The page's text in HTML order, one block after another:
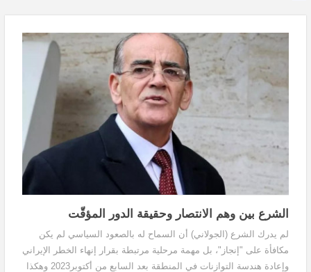
الشرع بين وهم الانتصار وحقيقة الدور المؤقّت
لم يدرك الشرع (الجولاني) أن السماح له بالصعود السياسي لم يكن
مكافأة على "إنجاز"، بل مهمة مرحلية مرتبطة بقرار إنهاء الخطر الإيراني
وإعادة هندسة التوازنات في المنطقة بعد السابع من أكتوبر2023 وهكذا